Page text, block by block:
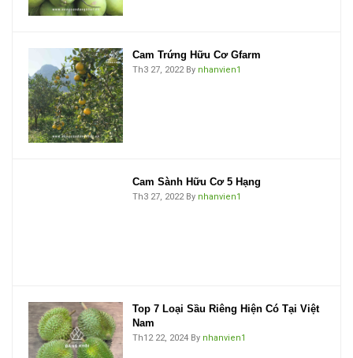
Cam Trứng Hữu Cơ Gfarm
Th3 27, 2022 By nhanvien1
Cam Sành Hữu Cơ 5 Hạng
Th3 27, 2022 By nhanvien1
Top 7 Loại Sầu Riêng Hiện Có Tại Việt
Nam
Th12 22, 2024 By nhanvien1